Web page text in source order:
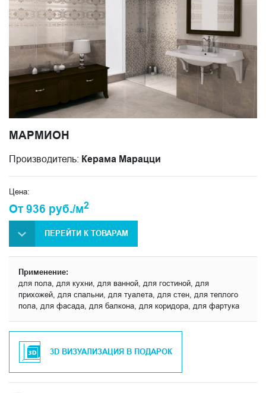
МАРМИОН
Производитель: Керама Марацци
Цена:
От 936 руб./м2
ПЕРЕЙТИ К ТОВАРАМ
Применение:
для пола, для кухни, для ванной, для гостиной, для
прихожей, для спальни, для туалета, для стен, для теплого
пола, для фасада, для балкона, для коридора, для фартука
3D ВИЗУАЛИЗАЦИЯ В ПОДАРОК